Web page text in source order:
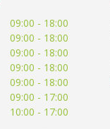
09:00 - 18:00
09:00 - 18:00
09:00 - 18:00
09:00 - 18:00
09:00 - 18:00
09:00 - 17:00
10:00 - 17:00